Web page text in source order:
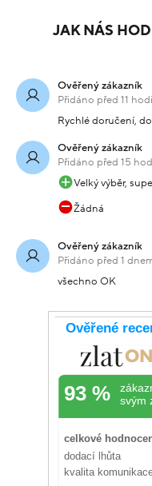
JAK NÁS
Ověřený zákazník
Přidáno před 11
Rychlé doručení,
Ověřený zákazník
Přidáno před 15
Velký výběr,
Žádná
Ověřený zákazník
Přidáno před 1
všechno OK